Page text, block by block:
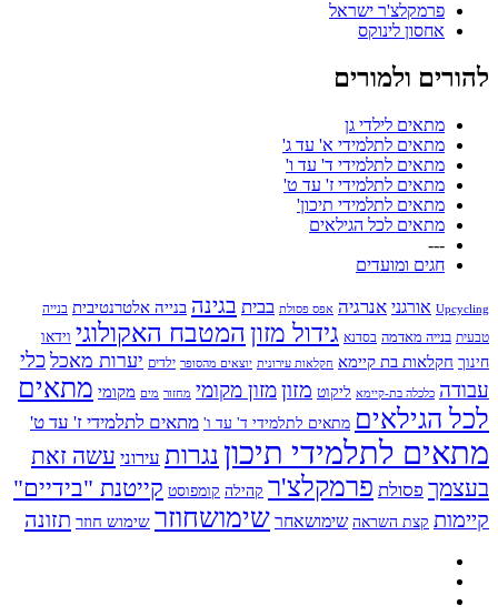
פרמקלצ'ר ישראל
אחסון לינוקס
להורים ולמורים
מתאים לילדי גן
מתאים לתלמידי א' עד ג'
מתאים לתלמידי ד' עד ו'
מתאים לתלמידי ז' עד ט'
מתאים לתלמידי תיכון'
מתאים לכל הגילאים
---
חגים ומועדים
Upcycling אורגני אנרגיה אפס פסולת בבית בגינה בנייה אלטרנטיבית בנייה
טבעית בנייה מאדמה בסדנא גידול מזון המטבח האקולוגי וידאו
חינוך חקלאות בת קיימא חקלאות עירונית יוצאים מהסופר ילדים יערות מאכל כלי
עבודה כלכלה בת-קיימא ליקוט מזוןמזון מקומי מחזור מים מקומי מתאים
לכל הגילאים מתאים לתלמידי ד' עד ו' מתאים לתלמידי ז' עד ט'
מתאים לתלמידי תיכון נגרות עירוני עשה זאת
בעצמך פסולת פרמקלצ'ר קהילה קומפוסט קייטנת "בידיים"
קיימות קצת השראה שימושאחר שימושחוזר שימוש חוזר תזונה